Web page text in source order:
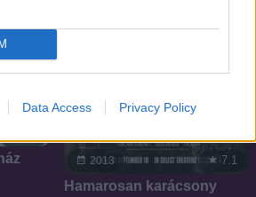
Data Access Privacy Policy
2013 7.1
Hamarosan karácsony